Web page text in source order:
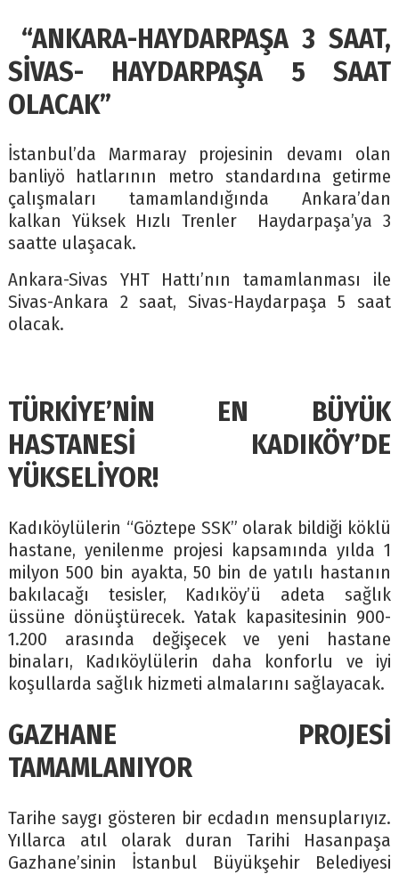
“ANKARA-HAYDARPAŞA 3 SAAT,
SİVAS- HAYDARPAŞA 5 SAAT
OLACAK”
İstanbul’da Marmaray projesinin devamı olan
banliyö hatlarının metro standardına getirme
çalışmaları tamamlandığında Ankara’dan
kalkan Yüksek Hızlı Trenler Haydarpaşa’ya 3
saatte ulaşacak.
Ankara-Sivas YHT Hattı’nın tamamlanması ile
Sivas-Ankara 2 saat, Sivas-Haydarpaşa 5 saat
olacak.
TÜRKİYE’NİN EN BÜYÜK
HASTANESİ KADIKÖY’DE
YÜKSELİYOR!
Kadıköylülerin “Göztepe SSK” olarak bildiği köklü
hastane, yenilenme projesi kapsamında yılda 1
milyon 500 bin ayakta, 50 bin de yatılı hastanın
bakılacağı tesisler, Kadıköy’ü adeta sağlık
üssüne dönüştürecek. Yatak kapasitesinin 900-
1.200 arasında değişecek ve yeni hastane
binaları, Kadıköylülerin daha konforlu ve iyi
koşullarda sağlık hizmeti almalarını sağlayacak.
GAZHANE PROJESİ
TAMAMLANIYOR
Tarihe saygı gösteren bir ecdadın mensuplarıyız.
Yıllarca atıl olarak duran Tarihi Hasanpaşa
Gazhane’sinin İstanbul Büyükşehir Belediyesi